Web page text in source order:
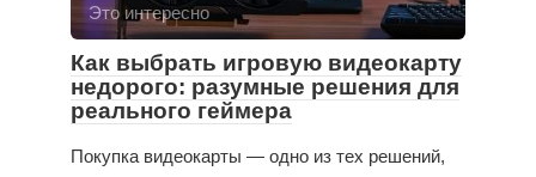
Это интересно
Как выбрать игровую видеокарту
недорого: разумные решения для
реального геймера
Покупка видеокарты — одно из тех решений,